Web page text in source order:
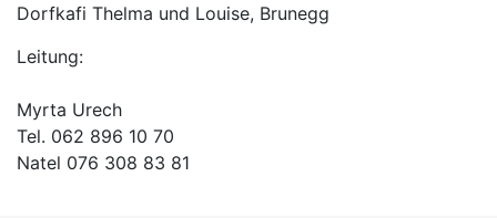
Dorfkafi Thelma und Louise, Brunegg
Leitung:
Myrta Urech
Tel. 062 896 10 70
Natel 076 308 83 81